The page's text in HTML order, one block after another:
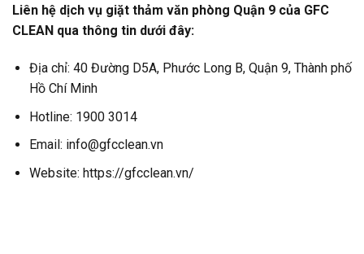
Liên hệ dịch vụ giặt thảm văn phòng Quận 9 của GFC
CLEAN qua thông tin dưới đây:
Địa chỉ: 40 Đường D5A, Phước Long B, Quận 9, Thành phố
Hồ Chí Minh
Hotline: 1900 3014
Email: info@gfcclean.vn
Website: https://gfcclean.vn/